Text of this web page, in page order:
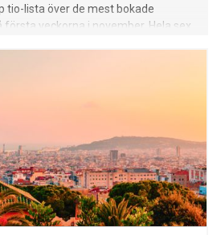
tio-lista över de mest bokade
veckorna i november. Hela sex